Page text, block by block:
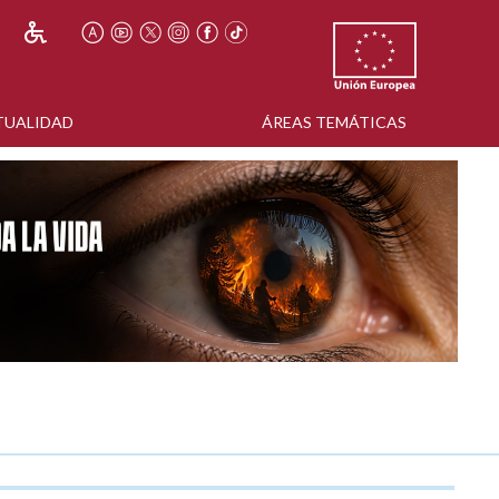
ÁREAS TEMÁTICAS